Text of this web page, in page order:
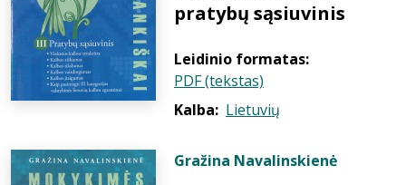
pratybų sąsiuvinis
Leidinio formatas:
PDF (tekstas)
Kalba: Lietuvių
Gražina Navalinskienė